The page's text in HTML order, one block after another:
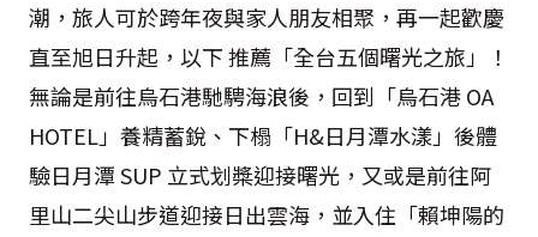
潮，旅人可於跨年夜與家人朋友相聚，再一起歡慶
直至旭日升起，以下 推薦「全台五個曙光之旅」！
無論是前往烏石港馳騁海浪後，回到「烏石港 OA
HOTEL」養精蓄銳、下榻「H&日月潭水漾」後體
驗日月潭 SUP 立式划槳迎接曙光，又或是前往阿
里山二尖山步道迎接日出雲海，並入住「賴坤陽的